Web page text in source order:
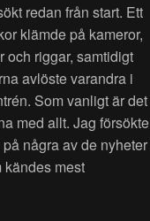
redan från start. Ett
klämde på kameror,
och riggar, samtidigt
avlöste varandra i
Som vanligt är det
med allt. Jag försökte
några av de nyheter
kändes mest